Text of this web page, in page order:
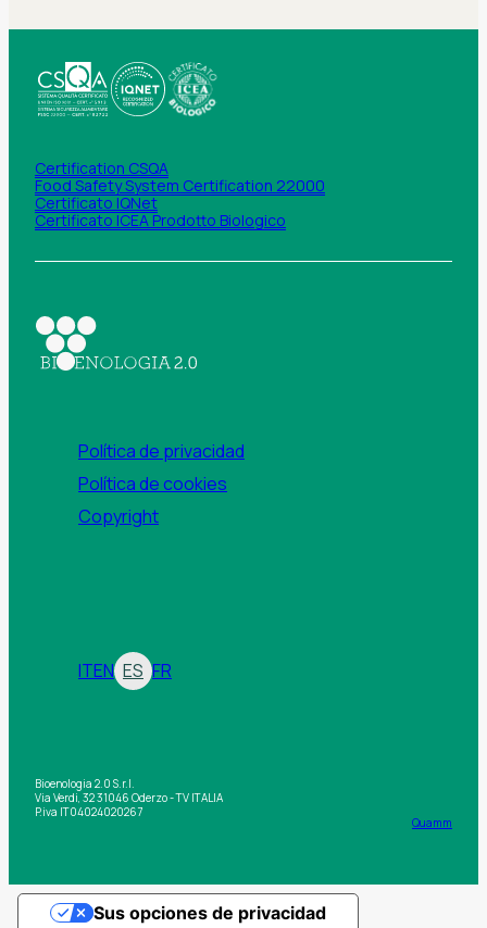
Certification CSQA
Food Safety System Certification 22000
Certificato IQNet
Certificato ICEA Prodotto Biologico
Política de privacidad
Política de cookies
Copyright
ITEN ES FR
Bioenologia 2.0 S.r.l.
Via Verdi, 32 31046 Oderzo - TV ITALIA
P.iva IT04024020267
Quamm
Sus opciones de privacidad